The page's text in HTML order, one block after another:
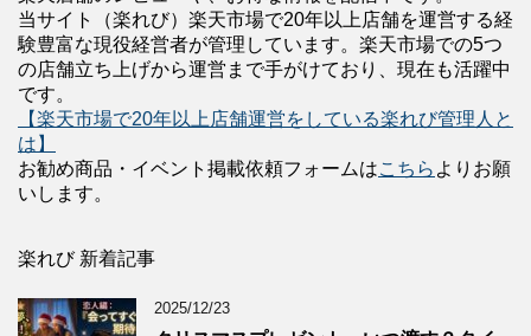
当サイト（楽れび）楽天市場で20年以上店舗を運営する経
験豊富な現役経営者が管理しています。楽天市場での5つ
の店舗立ち上げから運営まで手がけており、現在も活躍中
です。
【楽天市場で20年以上店舗運営をしている楽れび管理人と
は】
お勧め商品・イベント掲載依頼フォームはこちら よりお願
いします。
楽れび 新着記事
2025/12/23